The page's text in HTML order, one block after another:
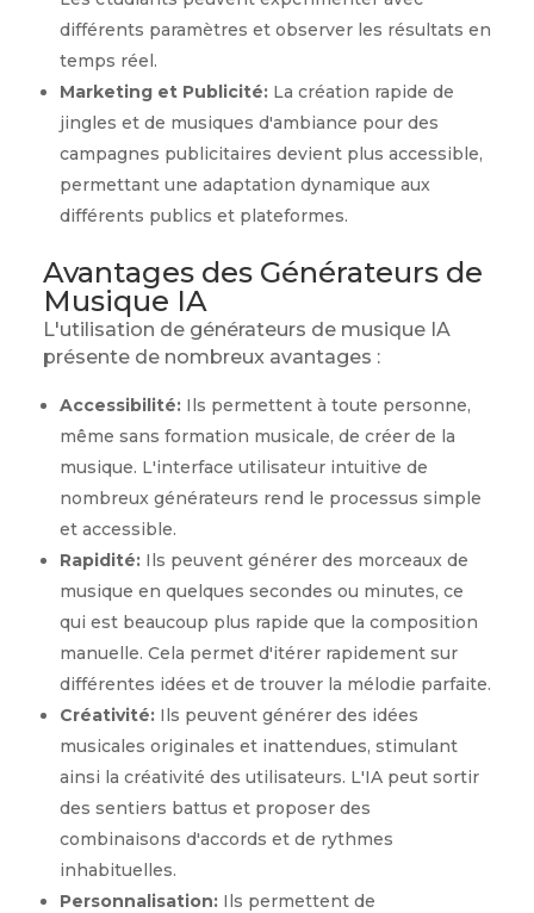
différents paramètres et observer les résultats en
temps réel.
Marketing et Publicité:La création rapide de
jingles et de musiques d'ambiance pour des
campagnes publicitaires devient plus accessible,
permettant une adaptation dynamique aux
différents publics et plateformes.
Avantages des Générateurs de
Musique IA
L'utilisation de générateurs de musique IA
présente de nombreux avantages :
Accessibilité:Ils permettent à toute personne,
même sans formation musicale, de créer de la
musique. L'interface utilisateur intuitive de
nombreux générateurs rend le processus simple
et accessible.
Rapidité:Ils peuvent générer des morceaux de
musique en quelques secondes ou minutes, ce
qui est beaucoup plus rapide que la composition
manuelle. Cela permet d'itérer rapidement sur
différentes idées et de trouver la mélodie parfaite.
Créativité:Ils peuvent générer des idées
musicales originales et inattendues, stimulant
ainsi la créativité des utilisateurs. L'IA peut sortir
des sentiers battus et proposer des
combinaisons d'accords et de rythmes
inhabituelles.
Personnalisation:Ils permettent de